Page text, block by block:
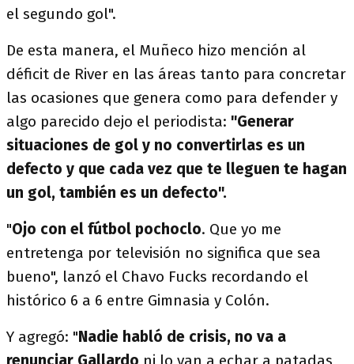
el segundo gol".
De esta manera, el Muñeco hizo mención al
déficit de River en las áreas tanto para concretar
las ocasiones que genera como para defender y
algo parecido dejo el periodista: "Generar
situaciones de gol y no convertirlas es un
defecto y que cada vez que te lleguen te hagan
un gol, también es un defecto".
"Ojo con el fútbol pochoclo. Que yo me
entretenga por televisión no significa que sea
bueno", lanzó el Chavo Fucks recordando el
histórico 6 a 6 entre Gimnasia y Colón.
Y agregó: "Nadie habló de crisis, no va a